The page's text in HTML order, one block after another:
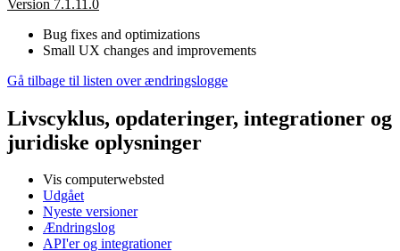
Version 7.1.11.0
Bug fixes and optimizations
Small UX changes and improvements
Gå tilbage til listen over ændringslogge
Livscyklus, opdateringer, integrationer og
juridiske oplysninger
Vis computerwebsted
Udgået
Nyeste versioner
Ændringslog
API'er og integrationer